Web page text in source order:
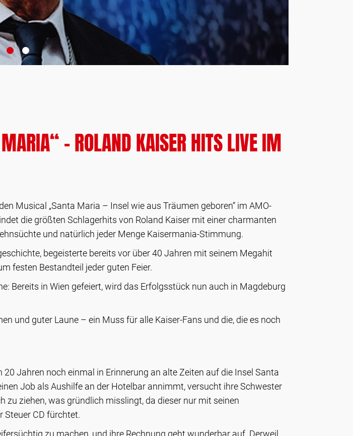
– ROLAND KAISER HITS LIVE IM
Musical „Santa Maria – Insel wie aus Träumen geboren“ im AMO-
die größten Schlagerhits von Roland Kaiser mit einer charmanten
und natürlich jeder Menge Kaisermania-Stimmung.
begeisterte bereits vor über 40 Jahren mit seinem Megahit
festen Bestandteil jeder guten Feier.
Bereits in Wien gefeiert, wird das Erfolgsstück nun auch in Magdeburg
und guter Laune – ein Muss für alle Kaiser-Fans und die, die es noch
Jahren noch einmal in Erinnerung an alte Zeiten auf die Insel Santa
Job als Aushilfe an der Hotelbar annimmt, versucht ihre Schwester
ziehen, was gründlich misslingt, da dieser nur mit seinen
Steuer CD fürchtet.
zu machen, und ihre Rechnung geht wunderbar auf. Derweil